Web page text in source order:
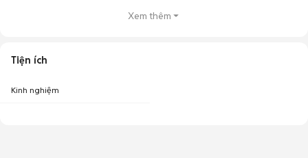
Xem thêm
Tiện ích
Kinh nghiệm